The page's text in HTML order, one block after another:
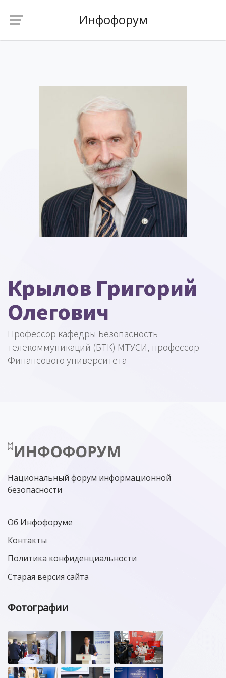
Инфофорум
Крылов Григорий
Олегович
Профессор кафедры Безопасность
телекоммуникаций (БТК) МТУСИ, профессор
Финансового университета
Национальный форум информационной
безопасности
Об Инфофоруме
Контакты
Политика конфиденциальности
Старая версия сайта
Фотографии